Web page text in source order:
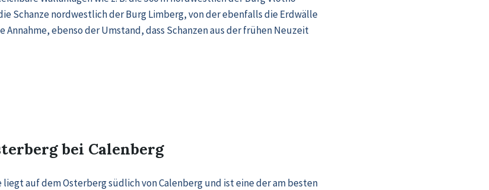
Schanze nordwestlich der Burg Limberg, von der ebenfalls die Erdwälle
Annahme, ebenso der Umstand, dass Schanzen aus der frühen Neuzeit
bei Calenberg
liegt auf dem Osterberg südlich von Calenberg und ist eine der am besten